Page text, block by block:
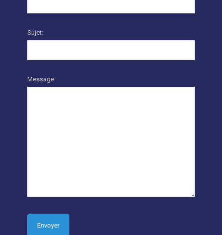
Sujet:
Message: